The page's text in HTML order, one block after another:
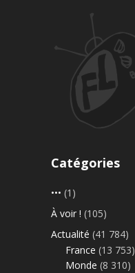
Catégories
••• (1)
À voir ! (105)
Actualité (41 784)
France (13 753)
Monde (8 310)